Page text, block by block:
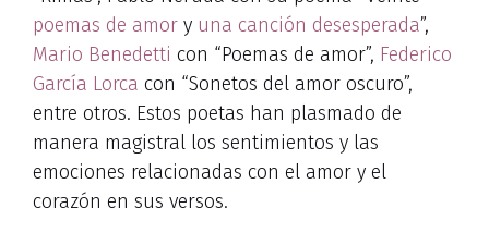
poemas de amor y una canción desesperada”,
Mario Benedetti con “Poemas de amor”, Federico
García Lorca con “Sonetos del amor oscuro”,
entre otros. Estos poetas han plasmado de
manera magistral los sentimientos y las
emociones relacionadas con el amor y el
corazón en sus versos.